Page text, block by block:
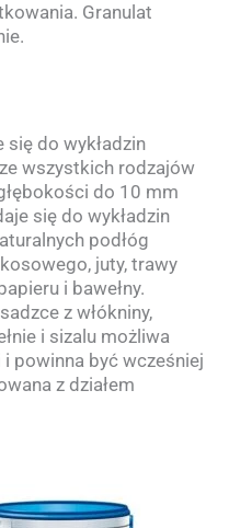
Granulat
się do wykładzin
wszystkich rodzajów
do 10 mm
się do wykładzin
podłóg
juty, trawy
i bawełny.
z włókniny,
i sizalu możliwa
powinna być wcześniej
z działem